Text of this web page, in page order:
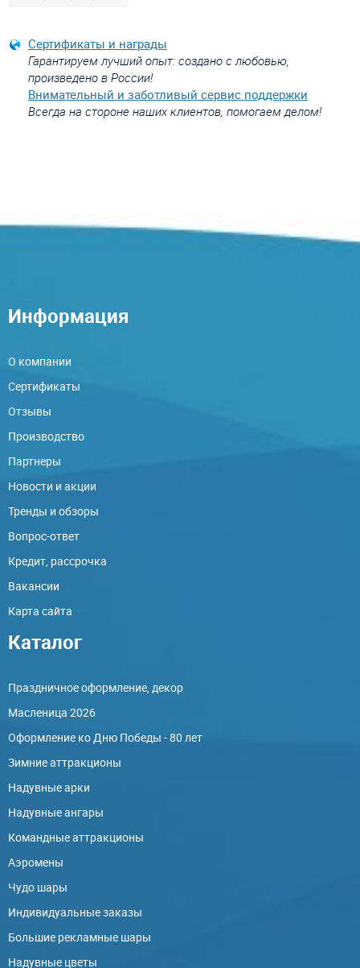
Сертификаты и награды
Гарантируем лучший опыт: создано с любовью,
произведено в России!
Внимательный и заботливый сервис поддержки
Всегда на стороне наших клиентов, помогаем делом!
Информация
О компании
Сертификаты
Отзывы
Производство
Партнеры
Новости и акции
Тренды и обзоры
Вопрос-ответ
Кредит, рассрочка
Вакансии
Карта сайта
Каталог
Праздничное оформление, декор
Масленица 2026
Оформление ко Дню Победы - 80 лет
Зимние аттракционы
Надувные арки
Надувные ангары
Командные аттракционы
Аэромены
Чудо шары
Индивидуальные заказы
Большие рекламные шары
Надувные цветы